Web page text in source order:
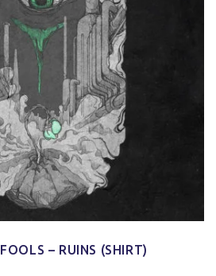
– RUINS (SHIRT)